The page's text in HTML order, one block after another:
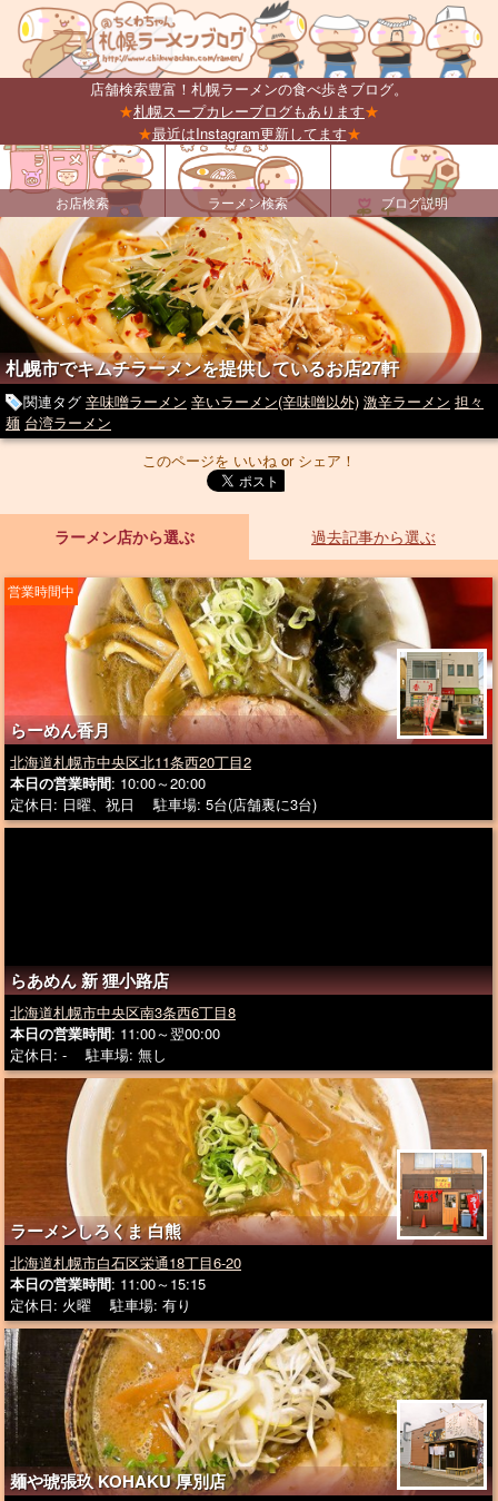
店舗検索豊富！札幌ラーメンの食べ歩きブログ。
★札幌スープカレーブログもあります★
★最近はInstagram更新してます★
お店検索 ラーメン検索 ブログ説明
札幌市でキムチラーメンを提供しているお店27軒
関連タグ 辛味噌ラーメン 辛いラーメン(辛味噌以外) 激辛ラーメン 担々
麺 台湾ラーメン
このページを いいね or シェア！
ラーメン店から選ぶ 過去記事から選ぶ
らーめん香月
営業時間中
北海道札幌市中央区北11条西20丁目2
本日の営業時間: 10:00～20:00
定休日: 日曜、祝日 駐車場: 5台(店舗裏に3台)
らあめん 新 狸小路店
北海道札幌市中央区南3条西6丁目8
本日の営業時間: 11:00～翌00:00
定休日: - 駐車場: 無し
ラーメンしろくま 白熊
北海道札幌市白石区栄通18丁目6-20
本日の営業時間: 11:00～15:15
定休日: 火曜 駐車場: 有り
麺や琥張玖 KOHAKU 厚別店